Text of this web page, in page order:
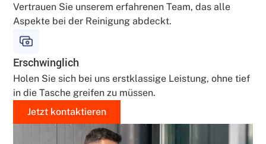
Vertrauen Sie unserem erfahrenen Team, das alle
Aspekte bei der Reinigung abdeckt.
Erschwinglich
Holen Sie sich bei uns erstklassige Leistung, ohne tief
in die Tasche greifen zu müssen.
Jetzt kontaktieren